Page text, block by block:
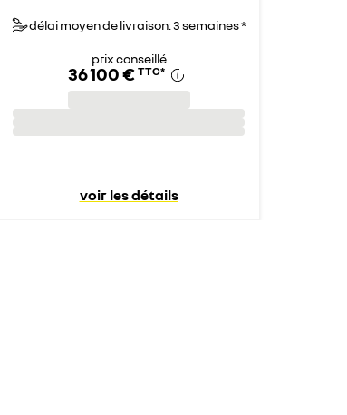
délai moyen de livraison: 3 semaines *
prix conseillé
36 100 € TTC*
voir les détails